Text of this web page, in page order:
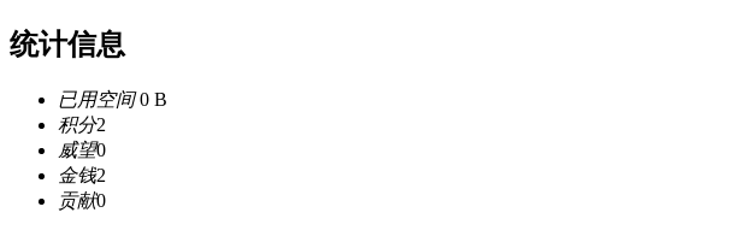
统计信息
已用空间0 B
积分2
威望0
金钱2
贡献0